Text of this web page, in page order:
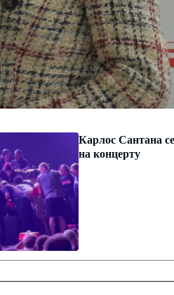
Карлос Сантана
на концерту